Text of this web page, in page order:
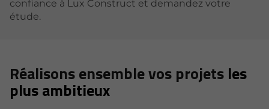
confiance à Lux Construct et demandez votre
étude.
Réalisons ensemble vos projets les
plus ambitieux